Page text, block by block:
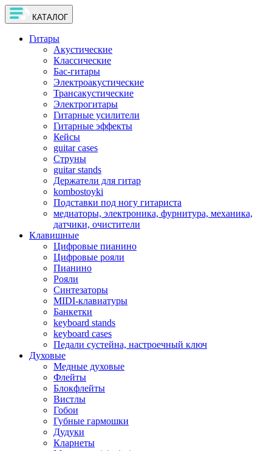
КАТАЛОГ
Гитары
Акустические
Классические
Бас-гитары
Электроакустические
Трансакустические
Электрогитары
Гитарные усилители
Гитарные эффекты
Кейсы
guitar cases
Струны
guitar stands
Держатели для гитар
kombostoyki
Подставки под ногу гитариста
медиаторы, электроника, фурнитура, механика,
датчики, очистители
Клавишные
Цифровые пианино
Цифровые рояли
Пианино
Рояли
Синтезаторы
MIDI-клавиатуры
Банкетки
keyboard stands
keyboard cases
Педали сустейна, настроечный ключ
Духовые
Медные духовые
Флейты
Блокфлейты
Вистлы
Гобои
Губные гармошки
Дудуки
Кларнеты